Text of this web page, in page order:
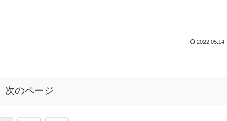
2022.05.14
次のページ